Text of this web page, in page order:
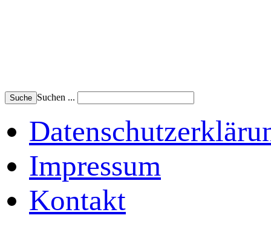
Suche Suchen ...
Impressum
Kontakt